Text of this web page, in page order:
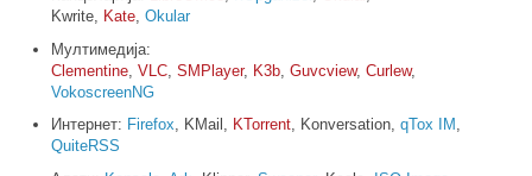
Kwrite,
Kate, Okular
Мултимедија:
Clementine, VLC, SMPlayer, K3b, Guvcview, Curlew,
VokoscreenNG
Интернет: Firefox, KMail, KTorrent, Konversation, qTox IM ,
QuiteRSS